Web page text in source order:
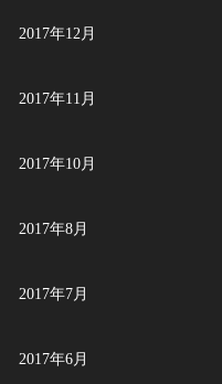
2017年12月
2017年11月
2017年10月
2017年8月
2017年7月
2017年6月